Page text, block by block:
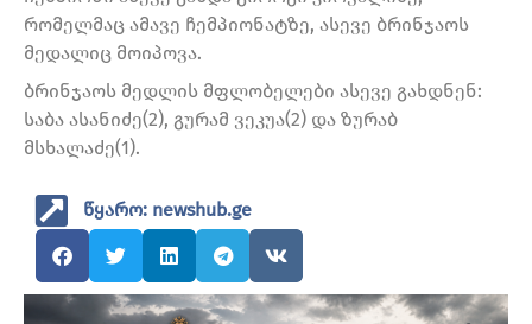
რომელმაც ამავე ჩემპიონატზე, ასევე ბრინჯაოს
მედალიც მოიპოვა.
ბრინჯაოს მედლის მფლობელები ასევე გახდნენ:
საბა ასანიძე(2), გურამ ვეკუა(2) და ზურაბ
მსხალაძე(1).
წყარო: newshub.ge